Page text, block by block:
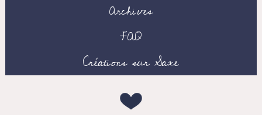
Archives
FAQ
Créations sur Saxe